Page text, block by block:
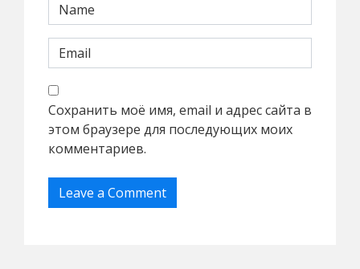
Сохранить моё имя, email и адрес сайта в
этом браузере для последующих моих
комментариев.